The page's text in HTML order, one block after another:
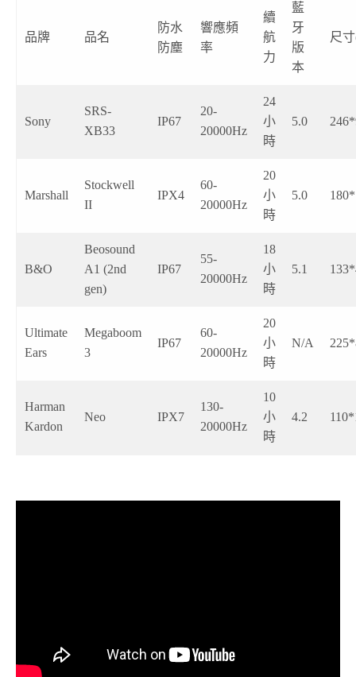
品牌 品名
防水
防塵
響應頻
率
續
航
力
藍
牙
版
本
尺
Sony
SRS-
XB33
IP67
20-
20000Hz
24
小
時
5.0
Marshall
Stockwell
II
IPX4
60-
20000Hz
20
小
時
5.0
B&O
Beosound
A1 (2nd
gen)
IP67
55-
20000Hz
18
小
時
5.1
Ultimate
Ears
Megaboom
3
IP67
60-
20000Hz
20
小
時
N/A
Harman
Kardon
Neo IPX7
130-
20000Hz
10
小
時
4.2